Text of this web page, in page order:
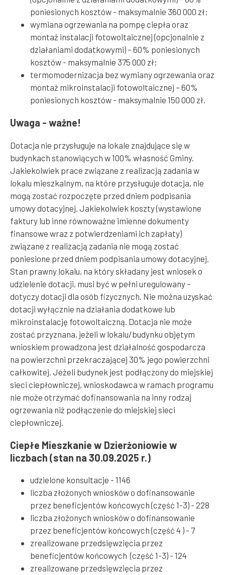
poniesionych kosztów - maksymalnie 360 000 zł;
wymiana ogrzewania na pompę ciepła oraz
montaż instalacji fotowoltaicznej (opcjonalnie z
działaniami dodatkowymi) – 60% poniesionych
kosztów - maksymalnie 375 000 zł;
termomodernizacja bez wymiany ogrzewania oraz
montaż mikroinstalacji fotowoltaicznej – 60%
poniesionych kosztów - maksymalnie 150 000 zł.
Uwaga - ważne!
Dotacja nie przysługuje na lokale znajdujące się w
budynkach stanowiących w 100% własność Gminy.
Jakiekolwiek prace związane z realizacją zadania w
lokalu mieszkalnym, na które przysługuje dotacja, nie
mogą zostać rozpoczęte przed dniem podpisania
umowy dotacyjnej. Jakiekolwiek koszty (wystawione
faktury lub inne równoważne imienne dokumenty
finansowe wraz z potwierdzeniami ich zapłaty)
związane z realizacją zadania nie mogą zostać
poniesione przed dniem podpisania umowy dotacyjnej.
Stan prawny lokalu, na który składany jest wniosek o
udzielenie dotacji, musi być w pełni uregulowany –
dotyczy dotacji dla osób fizycznych. Nie można uzyskać
dotacji wyłącznie na działania dodatkowe lub
mikroinstalację fotowoltaiczną. Dotacja nie może
zostać przyznana, jeżeli w lokalu/budynku objętym
wnioskiem prowadzona jest działalność gospodarcza
na powierzchni przekraczającej 30% jego powierzchni
całkowitej. Jeżeli budynek jest podłączony do miejskiej
sieci ciepłowniczej, wnioskodawca w ramach programu
nie może otrzymać dofinansowania na inny rodzaj
ogrzewania niż podłączenie do miejskiej sieci
ciepłowniczej.
Ciepłe Mieszkanie w Dzierżoniowie w
liczbach (stan na 30.09.2025 r.)
udzielone konsultacje - 1146
liczba złożonych wniosków o dofinansowanie
przez beneficjentów końcowych (część 1-3) - 228
liczba złożonych wniosków o dofinansowanie
przez beneficjentów końcowych (część 4 ) - 7
zrealizowane przedsięwzięcia przez
beneficjentów końcowych (część 1-3) - 124
zrealizowane przedsięwzięcia przez